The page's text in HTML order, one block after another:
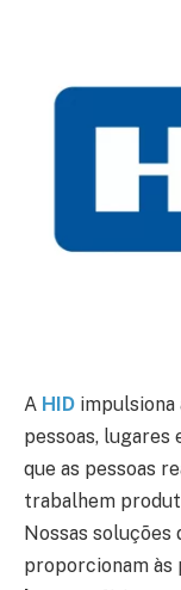
A HID impulsiona
pessoas, lugares
que as pessoas
trabalhem
Nossas soluções
proporcionam às